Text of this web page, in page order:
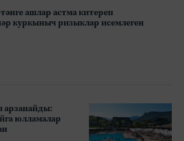
ашлар астма китереп
куркыныч ризыклар исемлеген
арзанайды:
юлламалар